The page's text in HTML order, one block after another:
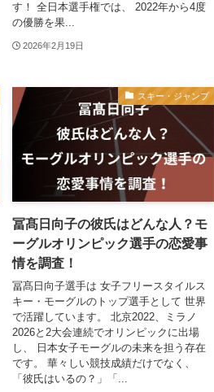
す！ 全日本選手権では、 2022年から4度
の優勝を果...
2026年2月19日
スキー・ジャンプ
冨髙日向子の彼氏はどんな人？モ
ーグルオリンピック選手の恋愛事
情を調査！
冨髙日向子選手は 女子フリースタイルス
キー・モーグルのトップ選手として 世界
で活躍しています。 北京2022、ミラノ
2026と2大会連続でオリンピックに出場
し、 日本女子モーグルの未来を担う存在
です。 華々しい競技成績だけでなく、
「彼氏はいるの？」「...